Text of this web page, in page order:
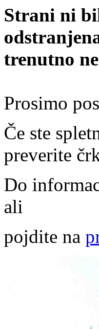
Strani ni
trenutno
Prosimo
Če ste
preverite
Do
ali
pojdite na